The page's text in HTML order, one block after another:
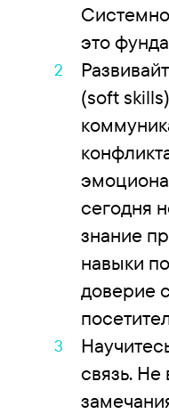
это
(soft
сегодня
знание
навыки
доверие
связь.